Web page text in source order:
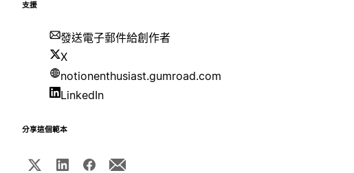
支援
發送電子郵件給創作者
X
notionenthusiast.gumroad.com
LinkedIn
分享這個範本